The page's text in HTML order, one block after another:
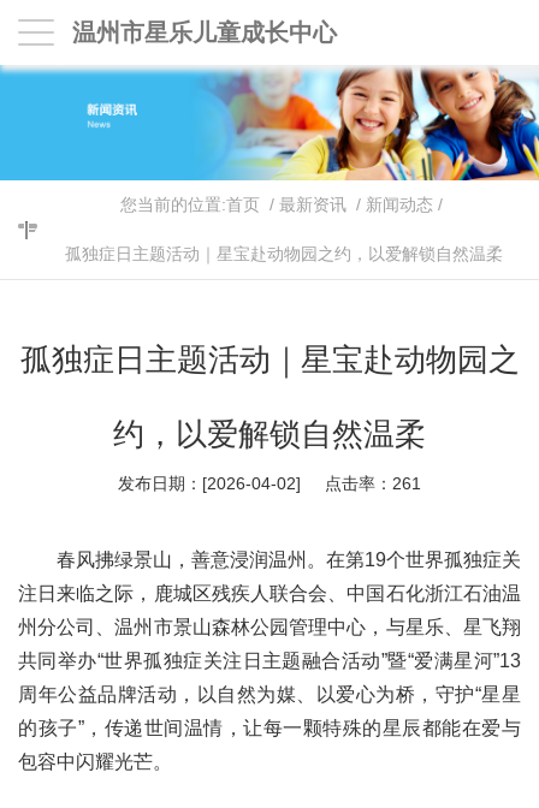
温州市星乐儿童成长中心
您当前的位置:首页/ 最新资讯/ 新闻动态 /
孤独症日主题活动｜星宝赴动物园之约，以爱解锁自然温柔
孤独症日主题活动｜星宝赴动物园之
约，以爱解锁自然温柔
发布日期：[2026-04-02] 点击率： 261
春风拂绿景山，善意浸润温州。在第19个世界孤独症关
注日来临之际，鹿城区残疾人联合会、中国石化浙江石油温
州分公司、温州市景山森林公园管理中心，与星乐、 星飞翔
共同举办“世界孤独症关注日主题融合活动”暨“爱满星河”13
周年公益品牌活动，以自然为媒、以爱心为桥，守护“星星
的孩子”，传递世间温情，让每一颗特殊的星辰都能在爱与
包容中闪耀光芒。